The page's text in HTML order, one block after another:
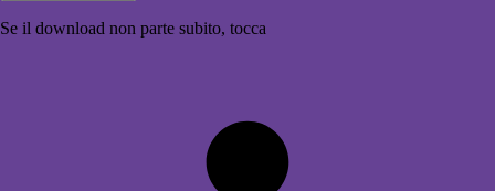
Se il download non parte subito, tocca